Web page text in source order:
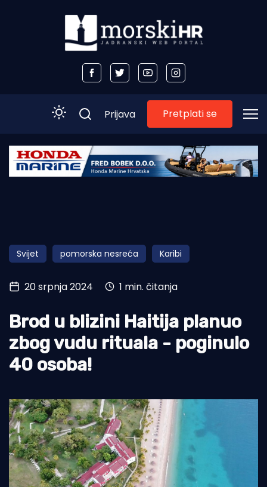
Početna
Obala
Otoci
Turizam i nautika
Pomorstvo
Ribolov
Ekologija
Prijava Pretplati se
Svijet pomorska nesreća Karibi
20 srpnja 2024 1 min. čitanja
Brod u blizini Haitija planuo
zbog vudu rituala - poginulo
40 osoba!